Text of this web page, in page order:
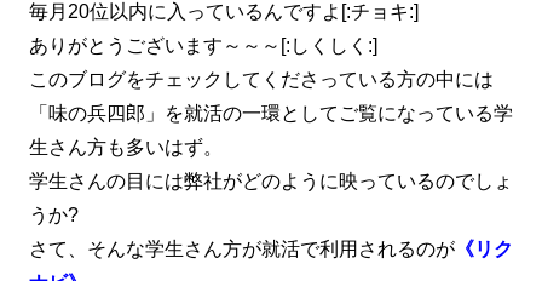
毎月20位以内に入っているんですよ[:チョキ:]
ありがとうございます～～～[:しくしく:]
このブログをチェックしてくださっている方の中には
「味の兵四郎」を就活の一環としてご覧になっている学
生さん方も多いはず。
学生さんの目には弊社がどのように映っているのでしょ
うか?
さて、そんな学生さん方が就活で利用されるのが《リク